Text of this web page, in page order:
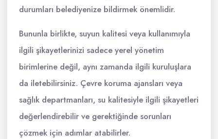
durumları belediyenize bildirmek önemlidir.
Bununla birlikte, suyun kalitesi veya kullanımıyla
ilgili şikayetlerinizi sadece yerel yönetim
birimlerine değil, aynı zamanda ilgili kuruluşlara
da iletebilirsiniz. Çevre koruma ajansları veya
sağlık departmanları, su kalitesiyle ilgili şikayetleri
değerlendirebilir ve gerektiğinde sorunları
çözmek için adımlar atabilirler.